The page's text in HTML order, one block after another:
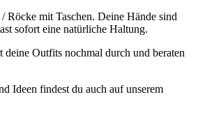
Röcke mit Taschen. Deine Hände sind
sofort eine natürliche Haltung.
Outfits nochmal durch und beraten
Ideen findest du auch auf unserem